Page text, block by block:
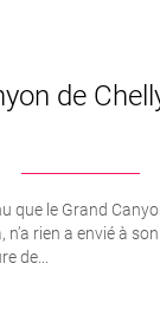
de
que le Grand
rien a envié à
de...